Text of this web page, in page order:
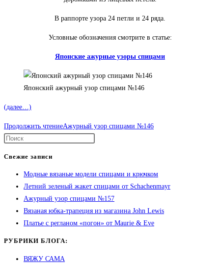
В раппорте узора 24 петли и 24 ряда.
Условные обозначения смотрите в статье:
Японские ажурные узоры спицами
Японский ажурный узор спицами №146
(далее…)
Продолжить чтениеАжурный узор спицами №146
Свежие записи
Модные вязаные модели спицами и крючком
Летний зеленый жакет спицами от Schachenmayr
Ажурный узор спицами №157
Вязаная юбка-трапеция из магазина John Lewis
Платье с регланом «погон» от Maurie & Eve
РУБРИКИ БЛОГА:
ВЯЖУ САМА